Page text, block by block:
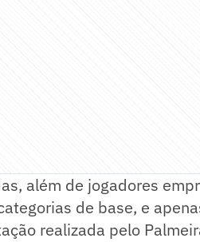
além de jogadores
de base, e
realizada pelo